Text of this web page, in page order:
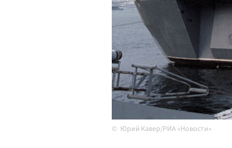
Юрий Кавер/РИА «Новости»